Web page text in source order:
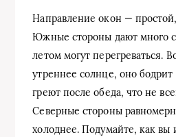
Направление окон —
Южные стороны дают много
летом могут перегреваться.
утреннее солнце, оно
греют после обеда, что не
Северные стороны
холоднее. Подумайте, как вы